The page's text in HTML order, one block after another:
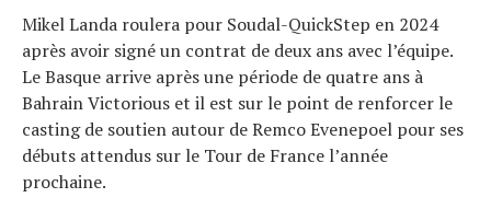
Mikel Landa roulera pour Soudal-QuickStep en 2024
après avoir signé un contrat de deux ans avec l’équipe.
Le Basque arrive après une période de quatre ans à
Bahrain Victorious et il est sur le point de renforcer le
casting de soutien autour de Remco Evenepoel pour ses
débuts attendus sur le Tour de France l’année
prochaine.
À propos